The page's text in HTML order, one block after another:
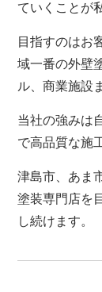
ていくことが
目指すのはお
域一番の外壁
ル、商業施設
当社の強みは
で高品質な施
津島市、あま
塗装専門店を
し続けます。